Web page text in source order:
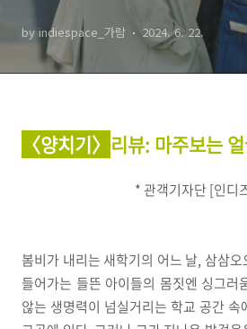
by indiespace_가람 2024. 6. 22.
〈양치기〉 리뷰: 마주보는
* 관객기자단 [인디
봄비가 내리는 새학기의 어느 날, 삼삼
들어가는 들뜬 아이들의 몸짓엔 싱그러
않는 생명력이 넘실거리는 학교 공간 속